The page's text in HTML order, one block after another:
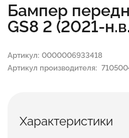
Артикул: 0000006933418
Артикул производителя:
Бампер
GS8 2 (2021-
Характеристики